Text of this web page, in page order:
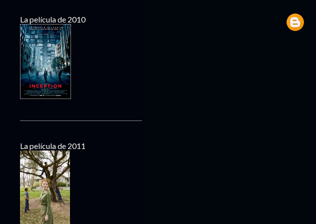
La película de 2010
La película de 2011